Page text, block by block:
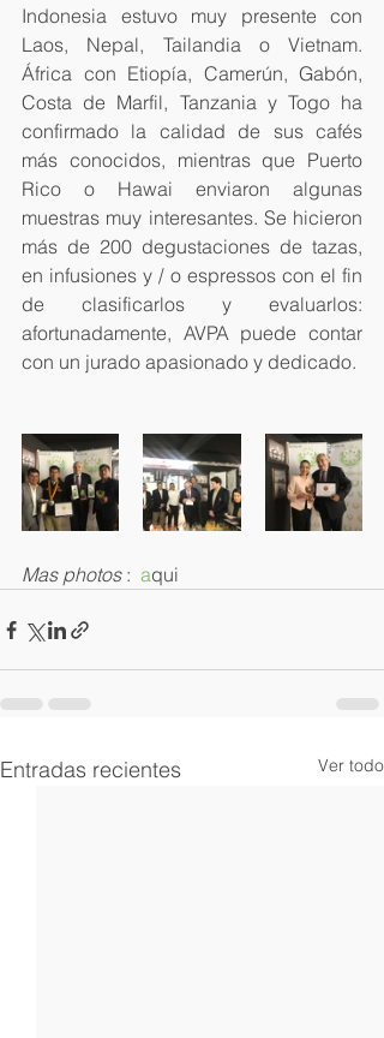
Indonesia estuvo muy presente con
Laos, Nepal, Tailandia o Vietnam.
África con Etiopía, Camerún, Gabón,
Costa de Marfil, Tanzania y Togo ha
confirmado la calidad de sus cafés
más conocidos, mientras que Puerto
Rico o Hawai enviaron algunas
muestras muy interesantes. Se hicieron
más de 200 degustaciones de tazas,
en infusiones y / o espressos con el fin
de clasificarlos y evaluarlos:
afortunadamente, AVPA puede contar
con un jurado apasionado y dedicado.
Mas photos : aqui
Entradas recientes Ver todo